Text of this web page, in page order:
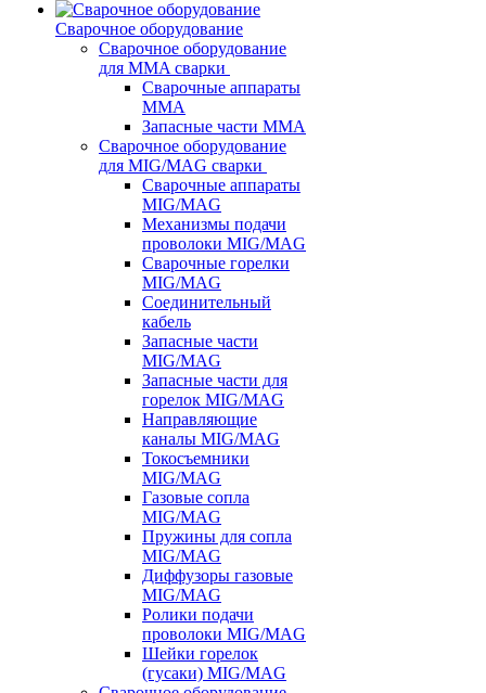
Сварочное оборудование
Сварочное оборудование
для MMA сварки
Сварочные аппараты
MMA
Запасные части MMA
Сварочное оборудование
для MIG/MAG сварки
Сварочные аппараты
MIG/MAG
Механизмы подачи
проволоки MIG/MAG
Сварочные горелки
MIG/MAG
Соединительный
кабель
Запасные части
MIG/MAG
Запасные части для
горелок MIG/MAG
Направляющие
каналы MIG/MAG
Токосъемники
MIG/MAG
Газовые сопла
MIG/MAG
Пружины для сопла
MIG/MAG
Диффузоры газовые
MIG/MAG
Ролики подачи
проволоки MIG/MAG
Шейки горелок
(гусаки) MIG/MAG